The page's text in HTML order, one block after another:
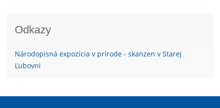
Odkazy
Národopisná expozícia v prírode - skanzen v Starej
Ľubovni